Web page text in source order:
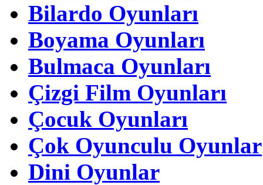
Bilardo Oyunları
Boyama Oyunları
Bulmaca Oyunları
Çizgi Film Oyunları
Çocuk Oyunları
Çok Oyunculu Oyunlar
Dini Oyunlar